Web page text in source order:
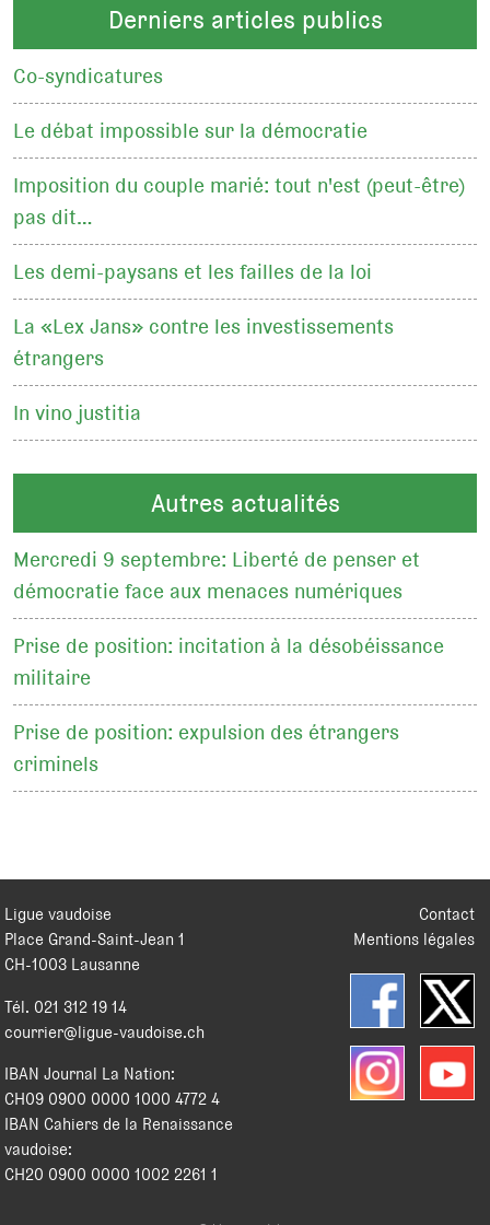
Derniers articles publics
Co-syndicatures
Le débat impossible sur la démocratie
Imposition du couple marié: tout n'est (peut-être)
pas dit…
Les demi-paysans et les failles de la loi
La «Lex Jans» contre les investissements
étrangers
In vino justitia
Autres actualités
Mercredi 9 septembre: Liberté de penser et
démocratie face aux menaces numériques
Prise de position: incitation à la désobéissance
militaire
Prise de position: expulsion des étrangers
criminels
Contact
Mentions légales
Ligue vaudoise
Place Grand-Saint-Jean 1
CH-1003 Lausanne
Tél. 021 312 19 14
courrier@ligue-vaudoise.ch
IBAN Journal La Nation:
CH09 0900 0000 1000 4772 4
IBAN Cahiers de la Renaissance
vaudoise:
CH20 0900 0000 1002 2261 1